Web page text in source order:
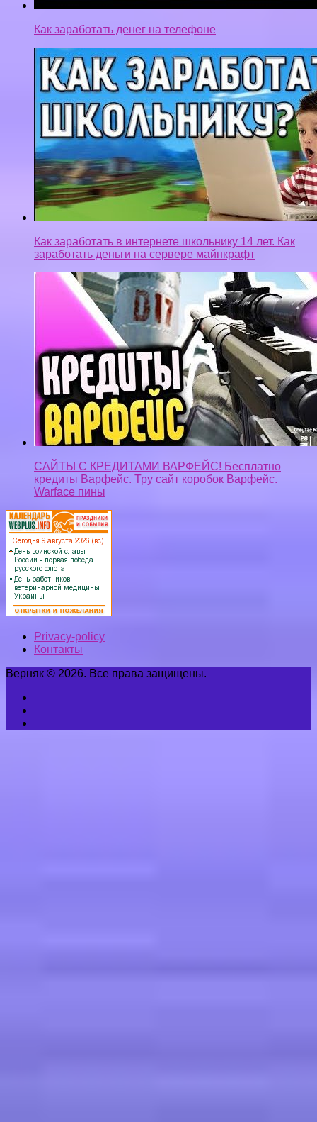
Как заработать денег на телефоне
Как заработать в интернете школьнику 14 лет. Как
заработать деньги на сервере майнкрафт
CАЙТЫ С КРЕДИТАМИ ВАРФЕЙС! Бесплатно
кредиты Варфейc. Тру сайт коробок Варфейс.
Warface пины
Privacy-policy
Контакты
Верняк © 2026. Все права защищены.